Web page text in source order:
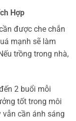
Hợp
được che chắn
mạnh sẽ làm
trồng trong nhà,
2 buổi mỗi
tốt trong môi
cần ánh sáng